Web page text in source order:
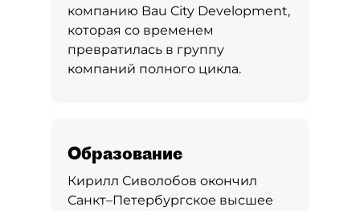
компанию Bau City Development,
которая со временем
превратилась в группу
компаний полного цикла.
Образование
Кирилл Сиволобов окончил
Санкт–Петербургское высшее